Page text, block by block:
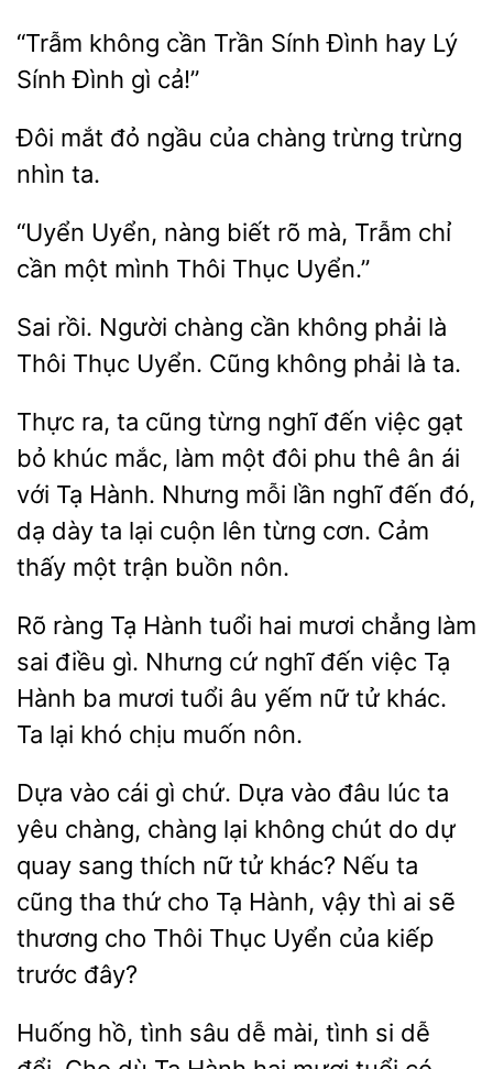
“Trẫm
cần Trần Sính Đình
Sính Đình gì cả!”
Đôi mắt
của chàng trừng trừng
ta.
“Uyển Uyển, nàng biết
mà, Trẫm chỉ
cần một
Thục Uyển.”
Sai rồi. Người chàng cần không phải
Thôi Thục
Cũng phải là ta.
Thực ra, ta cũng từng nghĩ đến việc gạt
khúc mắc, làm một đôi phu thê ân ái
với Tạ Hành. Nhưng mỗi lần nghĩ đến đó,
dạ dày
lại cuộn lên
cơn. Cảm
thấy một trận buồn nôn.
ràng Tạ Hành tuổi hai mươi chẳng làm
sai điều gì. Nhưng cứ nghĩ đến việc Tạ
Hành ba mươi tuổi âu yếm nữ tử khác.
Ta
khó chịu nôn.
Dựa vào cái
chứ. Dựa vào đâu lúc ta
yêu chàng, chàng lại không chút do dự
quay sang thích nữ tử khác? Nếu ta
cũng tha thứ cho Tạ Hành, vậy thì ai sẽ
thương cho Thôi Thục Uyển
kiếp
trước
Huống hồ, tình sâu
mài, tình si dễ